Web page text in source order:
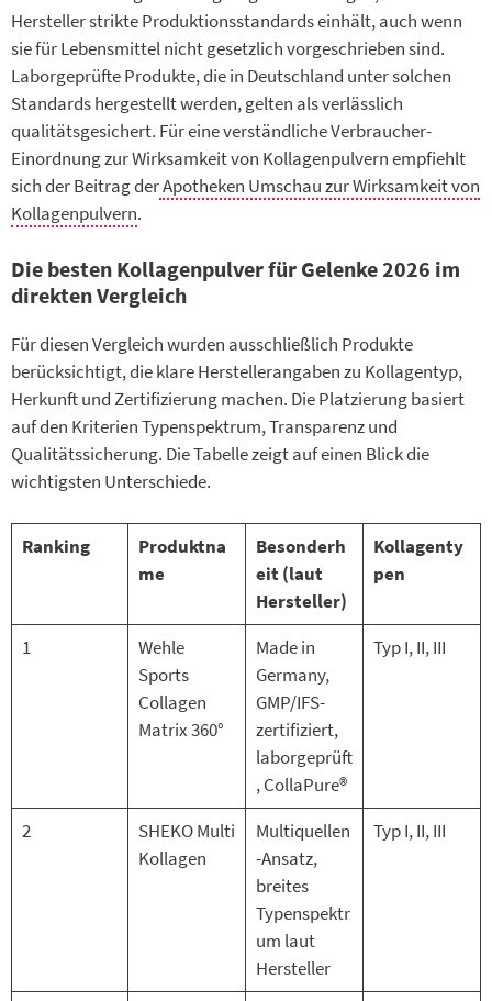
Hersteller strikte Produktionsstandards einhält, auch wenn
sie für Lebensmittel nicht gesetzlich vorgeschrieben sind.
Laborgeprüfte Produkte, die in Deutschland unter solchen
Standards hergestellt werden, gelten als verlässlich
qualitätsgesichert. Für eine verständliche Verbraucher-
Einordnung zur Wirksamkeit von Kollagenpulvern empfiehlt
sich der Beitrag derApotheken Umschau zur Wirksamkeit von
Kollagenpulvern.
Die besten Kollagenpulver für Gelenke 2026 im
direkten Vergleich
Für diesen Vergleich wurden ausschließlich Produkte
berücksichtigt, die klare Herstellerangaben zu Kollagentyp,
Herkunft und Zertifizierung machen. Die Platzierung basiert
auf den Kriterien Typenspektrum, Transparenz und
Qualitätssicherung. Die Tabelle zeigt auf einen Blick die
wichtigsten Unterschiede.
Ranking
Produktna
me
Besonderh
eit (laut
Hersteller)
Kollagenty
pen
1
Wehle
Sports
Collagen
Matrix 360°
Made in
Germany,
GMP/IFS-
zertifiziert,
laborgeprüft
, CollaPure®
Typ I, II, III
2
SHEKO Multi
Kollagen
Multiquellen
-Ansatz,
breites
Typenspektr
um laut
Hersteller
Typ I, II, III